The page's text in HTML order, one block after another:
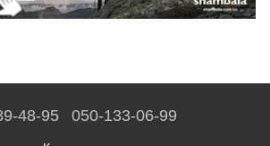
48-95 050-133-06-99